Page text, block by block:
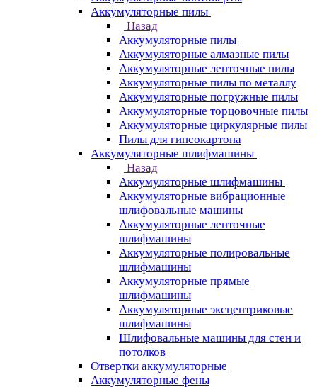
Аккумуляторные пилы
Назад
Аккумуляторные пилы
Аккумуляторные алмазные пилы
Аккумуляторные ленточные пилы
Аккумуляторные пилы по металлу
Аккумуляторные погружные пилы
Аккумуляторные торцовочные пилы
Аккумуляторные циркулярные пилы
Пилы для гипсокартона
Аккумуляторные шлифмашины
Назад
Аккумуляторные шлифмашины
Аккумуляторные вибрационные
шлифовальные машины
Аккумуляторные ленточные
шлифмашины
Аккумуляторные полировальные
шлифмашины
Аккумуляторные прямые
шлифмашины
Аккумуляторные эксцентриковые
шлифмашины
Шлифовальные машины для стен и
потолков
Отвертки аккумуляторные
Аккумуляторные фены